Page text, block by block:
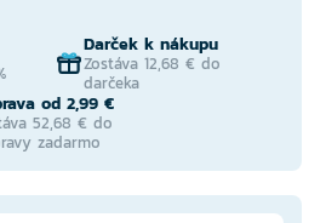
Darček k nákupu
Zostáva 12,68 € do
darčeka
od 2,99 €
52,68 € do
zadarmo